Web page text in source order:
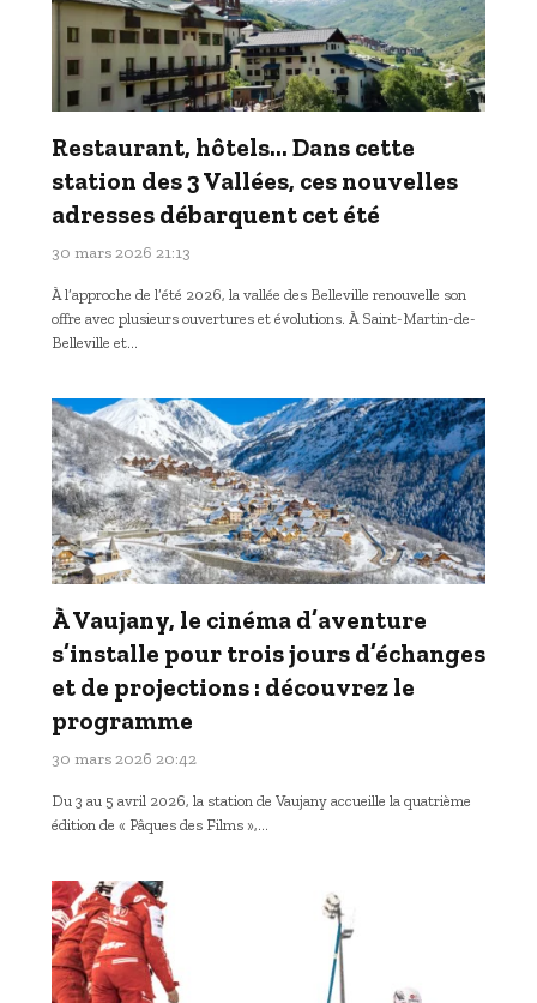
Restaurant, hôtels… Dans cette
station des 3 Vallées, ces nouvelles
adresses débarquent cet été
30 mars 2026 21:13
À l’approche de l’été 2026, la vallée des Belleville renouvelle son
offre avec plusieurs ouvertures et évolutions. À Saint-Martin-de-
Belleville et…
À Vaujany, le cinéma d’aventure
s’installe pour trois jours d’échanges
et de projections : découvrez le
programme
30 mars 2026 20:42
Du 3 au 5 avril 2026, la station de Vaujany accueille la quatrième
édition de « Pâques des Films »,…